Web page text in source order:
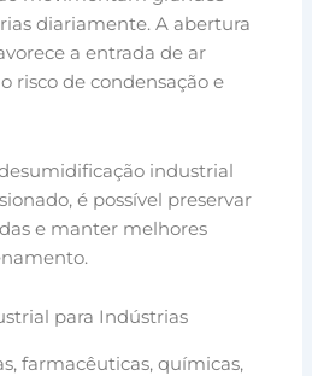
diariamente. A abertura
a entrada de ar
risco de condensação e
industrial
é possível preservar
e manter melhores
para Indústrias
farmacêuticas, químicas,